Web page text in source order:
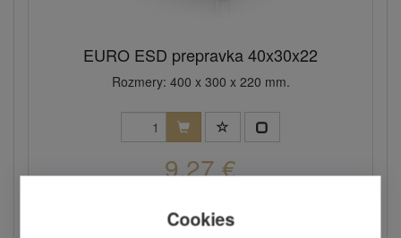
EURO ESD prepravka 40x30x22
Rozmery: 400 x 300 x 220 mm.
9,27 €
Cookies